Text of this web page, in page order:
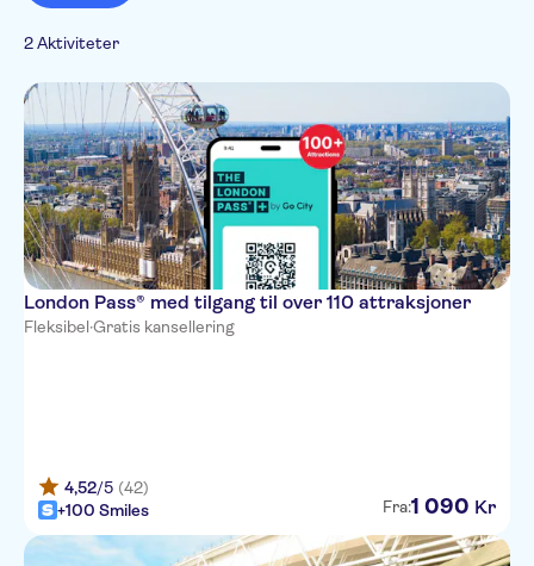
Rullestolvennlig
2 Aktiviteter
London Pass® med tilgang til over 110 attraksjoner
Fleksibel·Gratis kansellering
4,52/5 (42)
+100 Smiles
Fra:1 090 Kr